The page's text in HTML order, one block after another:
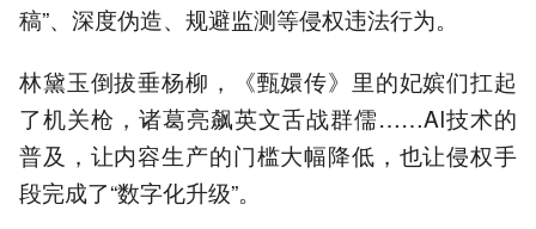
稿”、深度伪造、规避监测等侵权违法行为。
林黛玉倒拔垂杨柳，《甄嬛传》里的妃嫔们扛起
了机关枪，诸葛亮飙英文舌战群儒……AI技术的
普及，让内容生产的门槛大幅降低，也让侵权手
段完成了“数字化升级”。